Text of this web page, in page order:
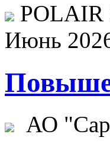
POLAIR
Июнь
АО